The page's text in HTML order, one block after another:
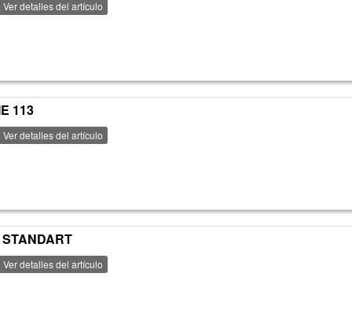
Ver detalles del artículo
113
Ver detalles del artículo
Ver detalles del artículo